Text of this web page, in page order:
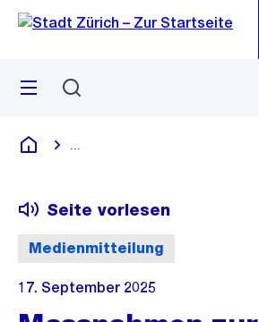
Navigation
Sprunglink
Menü
Deutsch
Medienmitteilung
Seite vorlesen
17. September 2025